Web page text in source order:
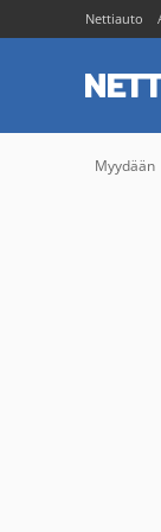
Nettiauto
Myydään